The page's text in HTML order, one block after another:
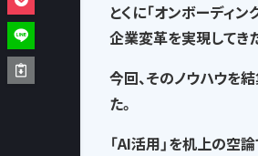
とくに「オンボーディ
企業変革を実現してき
今回、そのノウハウを結
た。
「AI活用」を机上の空